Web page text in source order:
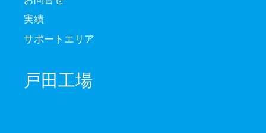
実績
サポートエリア
戸田工場